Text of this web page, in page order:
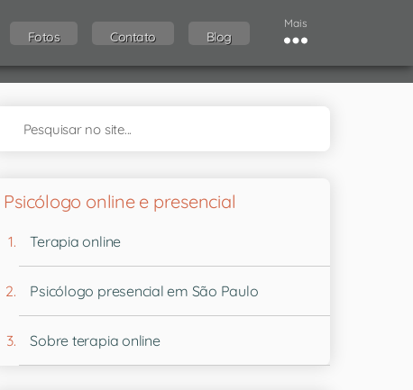
Fotos Contato Blog
Mais
Psicólogo online e presencial
Terapia online
Psicólogo presencial em São Paulo
Sobre terapia online